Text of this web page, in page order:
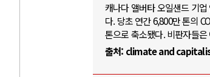
캐나다 앨버타 오일샌드 기
다. 당초 연간 6,800만 톤의
톤으로 축소됐다. 비판자들
출처: climate and